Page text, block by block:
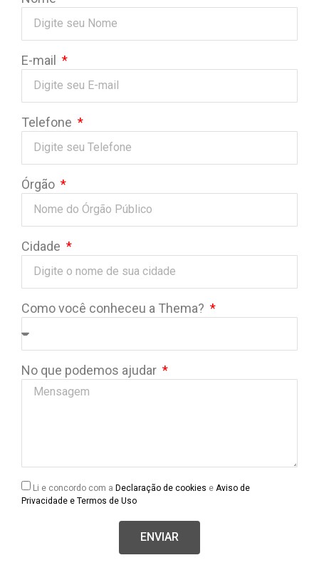
E-mail
Telefone
Órgão
Cidade
Como você conheceu a Thema?
No que podemos ajudar
Li e concordo com a Declaração de cookies e Aviso de
Privacidade e Termos de Uso
ENVIAR